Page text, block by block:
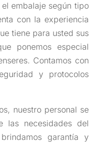
embalaje según tipo
con la experiencia
tiene para usted sus
ponemos especial
Contamos con
y protocolos
nuestro personal se
las necesidades del
garantía y